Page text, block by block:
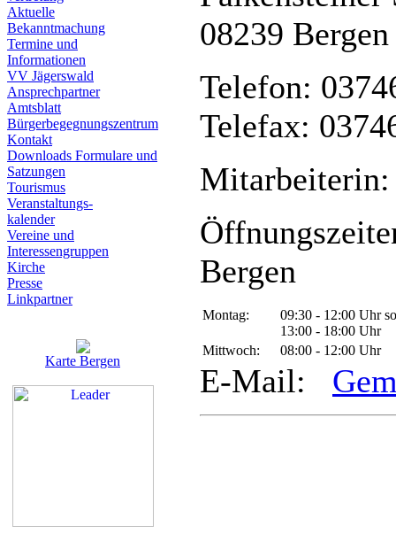
Aktuelle
Bekanntmachung
Termine und
Informationen
VV Jägerswald
Ansprechpartner
Amtsblatt
Bürgerbegegnungszentrum
Kontakt
Downloads Formulare und
Satzungen
Tourismus
Veranstaltungs-
kalender
Vereine und
Interessen­gruppen
Kirche
Presse
Linkpartner
Karte Bergen
08239 Bergen
Telefon:
Telefax:
Mitarbeiterin:
Bergen
Montag:
09:30 - 12:00 Uhr
13:00 - 18:00 Uhr
Mittwoch:
08:00 - 12:00 Uhr
E-Mail: